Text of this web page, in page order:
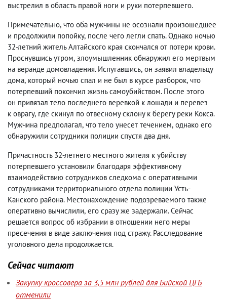
выстрелил в область правой ноги и руки потерпевшего.
Примечательно, что оба мужчины не осознали произошедшее
и продолжили попойку, после чего легли спать. Однако ночью
32-летний житель Алтайского края скончался от потери крови.
Проснувшись утром, злоумышленник обнаружил его мертвым
на веранде домовладения. Испугавшись, он заявил владельцу
дома, который ночью спал и не был в курсе разборок, что
потерпевший покончил жизнь самоубийством. После этого
он привязал тело последнего веревкой к лошади и перевез
к оврагу, где скинул по отвесному склону к берегу реки Кокса.
Мужчина предполагал, что тело унесет течением, однако его
обнаружили сотрудники полиции спустя два дня.
Причастность 32-летнего местного жителя к убийству
потерпевшего установили благодаря эффективному
взаимодействию сотрудников следкома с оперативными
сотрудниками территориального отдела полиции Усть-
Канского района. Местонахождение подозреваемого также
оперативно вычислили, его сразу же задержали. Сейчас
решается вопрос об избрании в отношении него меры
пресечения в виде заключения под стражу. Расследование
уголовного дела продолжается.
Сейчас читают
Закупку кроссовера за 3,5 млн рублей для Бийской ЦГБ
отменили